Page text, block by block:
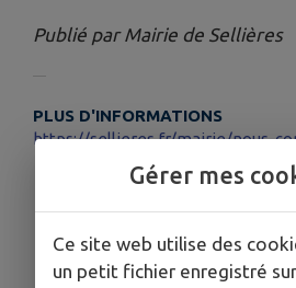
Publié par Mairie de Sellières
PLUS D'INFORMATIONS
https://sellieres.fr/mairie/nous-
Gérer mes
Ce site web utilise des
un petit fichier enregistré